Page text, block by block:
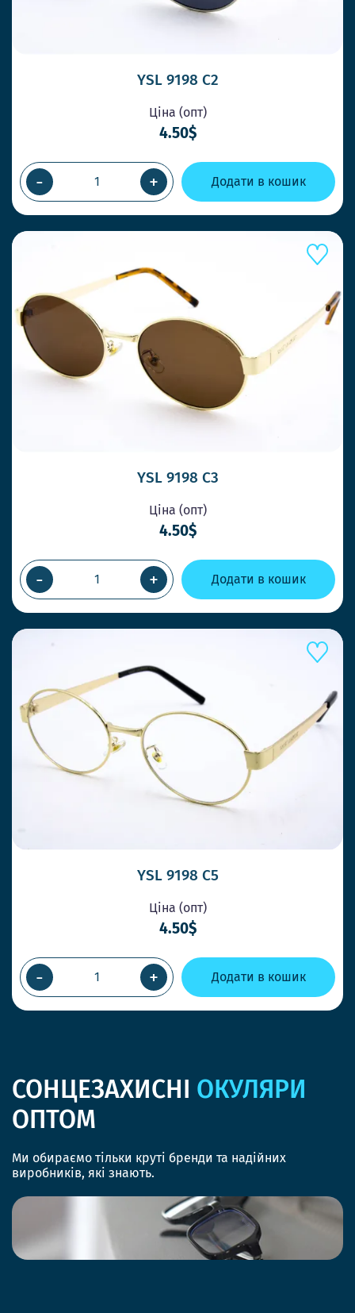
YSL 9198 C2
Ціна (опт)
4.50$
- + Додати в кошик
YSL 9198 C3
Ціна (опт)
4.50$
- + Додати в кошик
YSL 9198 C5
Ціна (опт)
4.50$
- + Додати в кошик
СОНЦЕЗАХИСНІ ОКУЛЯРИ
ОПТОМ
Ми обираємо тільки круті бренди та надійних
виробників, які знають.